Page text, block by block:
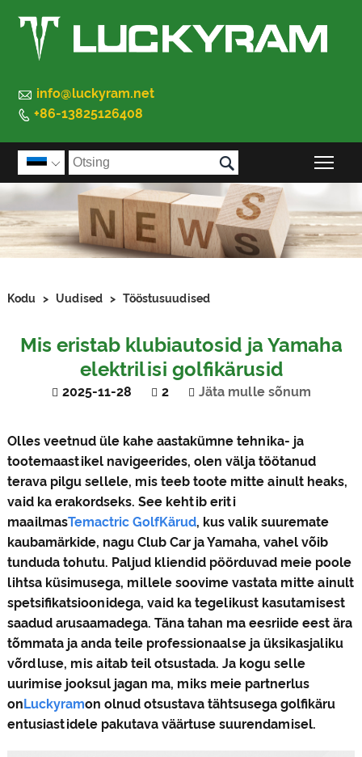
 info@luckyram.net
 +86-13825126408
 
Kodu > Uudised > Tööstusuudised
Mis eristab klubiautosid ja Yamaha
elektrilisi golfikärusid
2025-11-28 2 Jäta mulle sõnum
Olles veetnud üle kahe aastakümne tehnika- ja
tootemaastikel navigeerides, olen välja töötanud
terava pilgu sellele, mis teeb toote mitte ainult heaks,
vaid ka erakordseks. See kehtib eriti
maailmasTemactric GolfKärud, kus valik suuremate
kaubamärkide, nagu Club Car ja Yamaha, vahel võib
tunduda tohutu. Paljud kliendid pöörduvad meie poole
lihtsa küsimusega, millele soovime vastata mitte ainult
spetsifikatsioonidega, vaid ka tegelikust kasutamisest
saadud arusaamadega. Täna tahan ma eesriide eest ära
tõmmata ja anda teile professionaalse ja üksikasjaliku
võrdluse, mis aitab teil otsustada. Ja kogu selle
uurimise jooksul jagan ma, miks meie partnerlus
onLuckyramon olnud otsustava tähtsusega golfikäru
entusiastidele pakutava väärtuse suurendamisel.